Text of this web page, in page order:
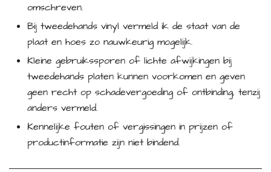
omschreven.
Bij tweedehands vinyl vermeld ik de staat van de
plaat en hoes zo nauwkeurig mogelijk.
Kleine gebruikssporen of lichte afwijkingen bij
tweedehands platen kunnen voorkomen en geven
geen recht op schadevergoeding of ontbinding, tenzij
anders vermeld.
Kennelijke fouten of vergissingen in prijzen of
productinformatie zijn niet bindend.